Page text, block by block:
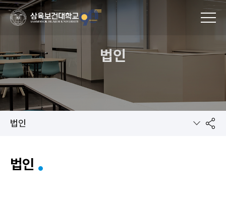
MENU
법인
법인
법인